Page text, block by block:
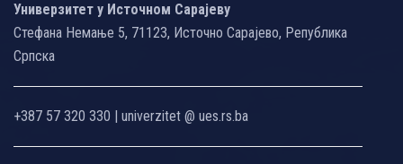
Универзитет у Источном Сарајеву
Стефана Немање 5, 71123, Источно Сарајево, Република
Српска
+387 57 320 330 | univerzitet @ ues.rs.ba